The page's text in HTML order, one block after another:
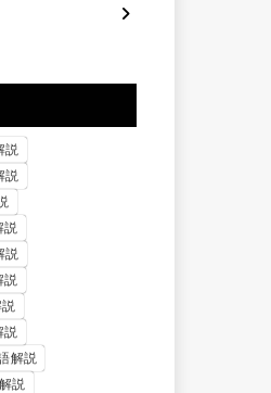
説
説
説
説
説
説
解説
説